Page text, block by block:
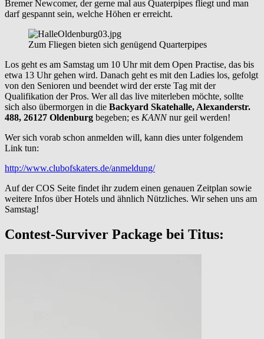
Bremer Newcomer, der gerne mal aus Quaterpipes fliegt und man
darf gespannt sein, welche Höhen er erreicht.
Zum Fliegen bieten sich genügend Quarterpipes
Los geht es am Samstag um 10 Uhr mit dem Open Practise, das bis
etwa 13 Uhr gehen wird. Danach geht es mit den Ladies los, gefolgt
von den Senioren und beendet wird der erste Tag mit der
Qualifikation der Pros. Wer all das live miterleben möchte, sollte
sich also übermorgen in die Backyard Skatehalle, Alexanderstr.
488, 26127 Oldenburg begeben; es KANNnur geil werden!
Wer sich vorab schon anmelden will, kann dies unter folgendem
Link tun:
http://www.clubofskaters.de/anmeldung/
Auf der COS Seite findet ihr zudem einen genauen Zeitplan sowie
weitere Infos über Hotels und ähnlich Nützliches. Wir sehen uns am
Samstag!
Contest-Surviver Package bei Titus: